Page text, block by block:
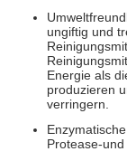
ungiftig und
Energie als
produzieren
verringern.
Protease-